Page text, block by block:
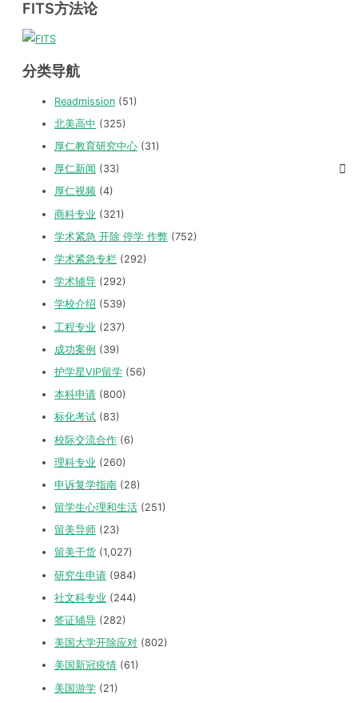
FITS方法论
分类导航
Readmission (51)
北美高中 (325)
厚仁教育研究中心 (31)
厚仁新闻 (33)
厚仁视频 (4)
商科专业 (321)
学术紧急 开除 停学 作弊 (752)
学术紧急专栏 (292)
学术辅导 (292)
学校介绍 (539)
工程专业 (237)
成功案例 (39)
护学星VIP留学 (56)
本科申请 (800)
标化考试 (83)
校际交流合作 (6)
理科专业 (260)
申诉复学指南 (28)
留学生心理和生活 (251)
留美导师 (23)
留美干货 (1,027)
研究生申请 (984)
社文科专业 (244)
签证辅导 (282)
美国大学开除应对 (802)
美国新冠疫情 (61)
美国游学 (21)